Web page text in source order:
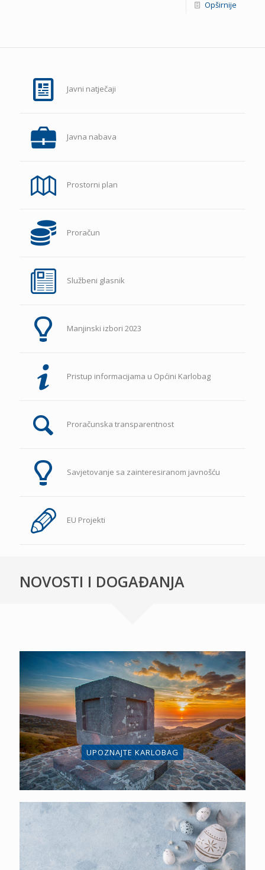
Opširnije
Javni natječaji
Javna nabava
Prostorni plan
Proračun
Službeni glasnik
Manjinski izbori 2023
Pristup informacijama u Općini Karlobag
Proračunska transparentnost
Savjetovanje sa zainteresiranom javnošću
EU Projekti
NOVOSTI I DOGAĐANJA
UPOZNAJTE KARLOBAG